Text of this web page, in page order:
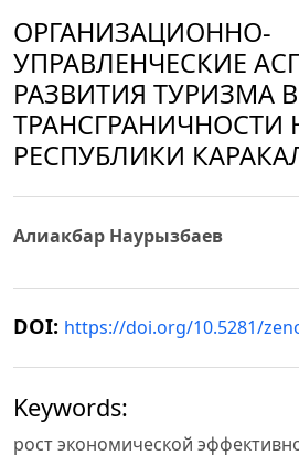
ОРГАНИЗАЦИОННО-
УПРАВЛЕНЧЕСКИЕ
РАЗВИТИЯ ТУРИЗМА
ТРАНСГРАНИЧНОСТИ
РЕСПУБЛИКИ
Алиакбар Наурызбаев
DOI: https://doi.org/10.5281/
Keywords:
рост экономической